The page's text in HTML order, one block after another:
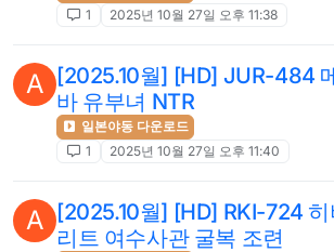
1
2025년 10월 27일 오후 11:38
A [2025.10월] [HD] JUR-484
바 유부녀 NTR
일본야동 다운로드
1
2025년 10월 27일 오후 11:40
A [2025.10월] [HD] RKI-724 히
리트 여수사관 굴복 조련